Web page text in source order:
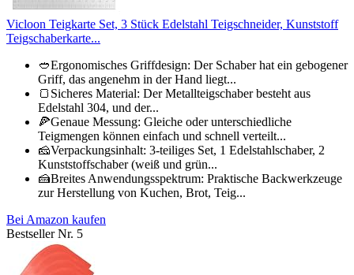
Vicloon Teigkarte Set, 3 Stück Edelstahl Teigschneider, Kunststoff
Teigschaberkarte...
🥙Ergonomisches Griffdesign: Der Schaber hat ein gebogener
Griff, das angenehm in der Hand liegt...
🍞Sicheres Material: Der Metallteigschaber besteht aus
Edelstahl 304, und der...
🍕Genaue Messung: Gleiche oder unterschiedliche
Teigmengen können einfach und schnell verteilt...
🧀Verpackungsinhalt: 3-teiliges Set, 1 Edelstahlschaber, 2
Kunststoffschaber (weiß und grün...
🍰Breites Anwendungsspektrum: Praktische Backwerkzeuge
zur Herstellung von Kuchen, Brot, Teig...
Bei Amazon kaufen
Bestseller Nr. 5